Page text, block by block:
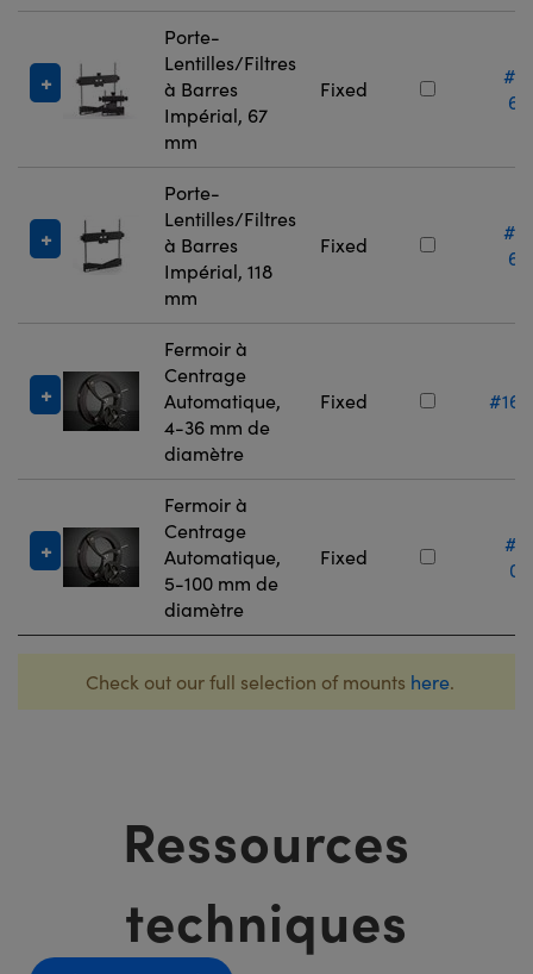
Porte-
Lentilles/Filtres
à Barres
Impérial, 67
mm
Fixed
Porte-
Lentilles/Filtres
à Barres
Impérial, 118
mm
Fixed
Fermoir à
Centrage
Automatique,
4-36 mm de
diamètre
Fixed #16-
Fermoir à
Centrage
Automatique,
5-100 mm de
diamètre
Fixed
Check out our full selection of mounts here.
Ressources
techniques